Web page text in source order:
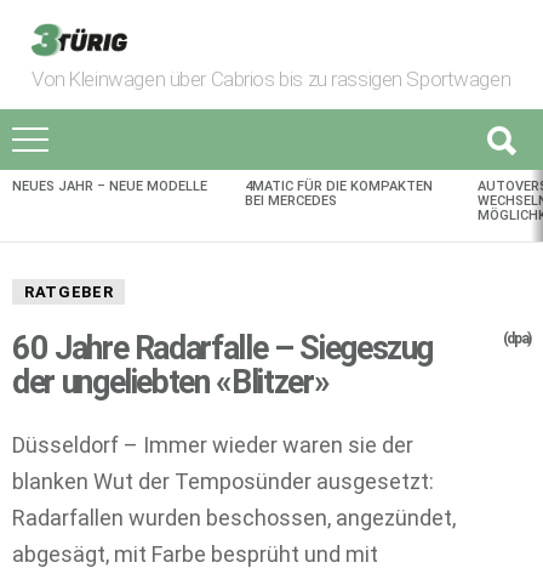
Von Kleinwagen über Cabrios bis zu rassigen Sportwagen
AKTUELLES
NEUES JAHR – NEUE MODELLE
4MATIC FÜR DIE KOMPAKTEN
BEI MERCEDES
RATGEBER
60 Jahre Radarfalle – Siegeszug
der ungeliebten «Blitzer»
(dpa)
Düsseldorf – Immer wieder waren sie der
blanken Wut der Temposünder ausgesetzt:
Radarfallen wurden beschossen, angezündet,
abgesägt, mit Farbe besprüht und mit